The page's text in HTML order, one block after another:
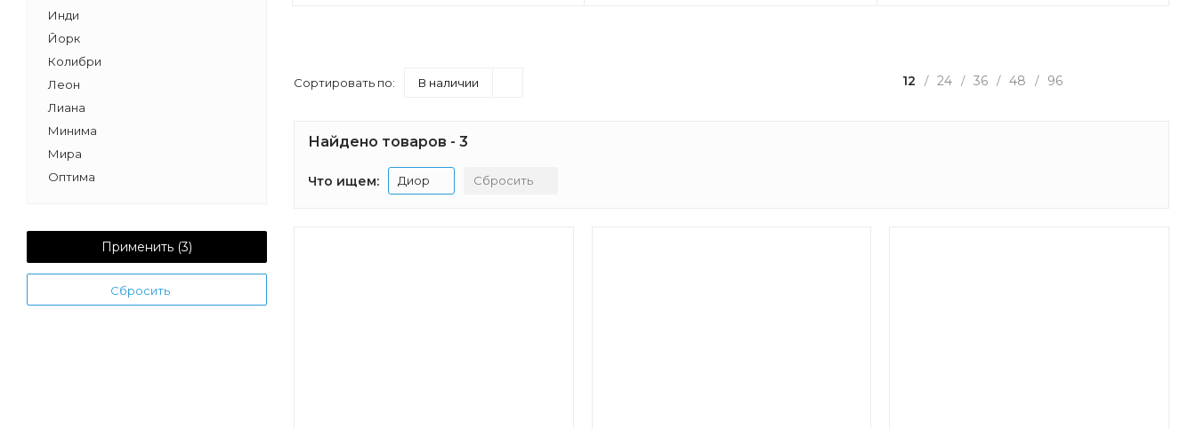
Инди
Йорк
Колибри
Леон
Лиана
Минима
Мира
Оптима
Применить (3)
Сбросить
Сортировать по: В наличии 12 / 24 / 36 / 48 / 96
Найдено товаров - 3
Что ищем: Диор Сбросить